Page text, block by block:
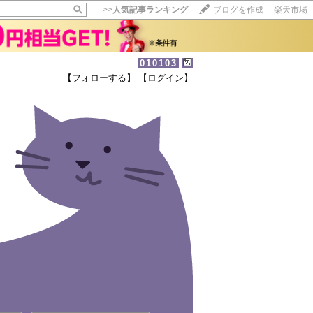
>>人気記事ランキング ブログを作成 楽天市場
010103
【フォローする】 【ログイン】